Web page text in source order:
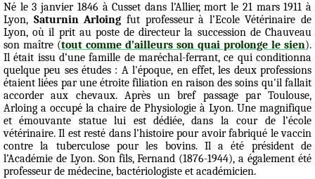
Né le 3 janvier 1846 à Cusset dans l’Allier, mort le 21 mars 1911 à
Lyon, Saturnin Arloing fut professeur à l’Ecole Vétérinaire de
Lyon, où il prit au poste de directeur la succession de Chauveau
son maître (tout comme d’ailleurs son quai prolonge le sien).
Il était issu d’une famille de maréchal-ferrant, ce qui conditionna
quelque peu ses études : A l'époque, en effet, les deux professions
étaient liées par une étroite filiation en raison des soins qu'il fallait
accorder aux chevaux. Après un bref passage par Toulouse,
Arloing a occupé la chaire de Physiologie à Lyon. Une magnifique
et émouvante statue lui est dédiée, dans la cour de l’école
vétérinaire. Il est resté dans l’histoire pour avoir fabriqué le vaccin
contre la tuberculose pour les bovins. Il a été président de
l’Académie de Lyon. Son fils, Fernand (1876-1944), a également été
professeur de médecine, bactériologiste et académicien.